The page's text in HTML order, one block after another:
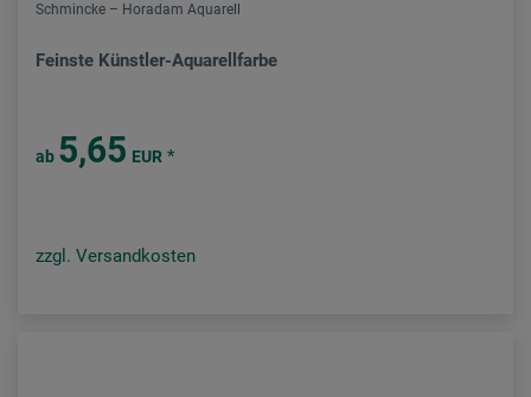
Schmincke – Horadam Aquarell
Feinste Künstler-Aquarellfarbe
ab 5,65 EUR *
zzgl. Versandkosten